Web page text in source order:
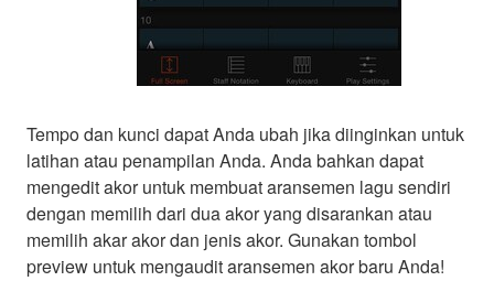
Tempo dan kunci dapat Anda ubah jika diinginkan untuk
latihan atau penampilan Anda. Anda bahkan dapat
mengedit akor untuk membuat aransemen lagu sendiri
dengan memilih dari dua akor yang disarankan atau
memilih akar akor dan jenis akor. Gunakan tombol
preview untuk mengaudit aransemen akor baru Anda!